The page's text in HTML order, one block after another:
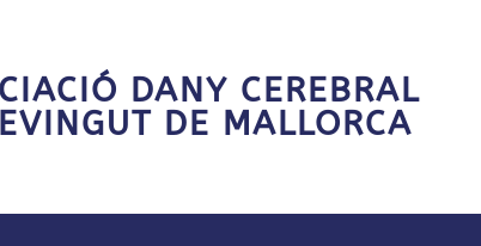
DANY CEREBRAL
DE MALLORCA